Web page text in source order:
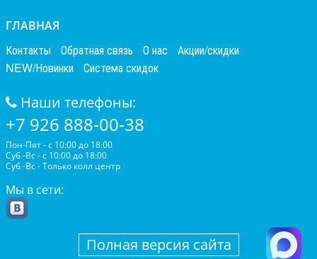
ГЛАВНАЯ
Контакты Обратная связь О нас
Акции/скидки
NEW/Новинки
Система скидок
Наши телефоны:
+7 926 888-00-38
Пон-Пят - с 10:00 до 18:00
Суб -Вс - с 10:00 до 18:00
Суб -Вс - Только колл центр
Мы в сети:
Полная версия сайта